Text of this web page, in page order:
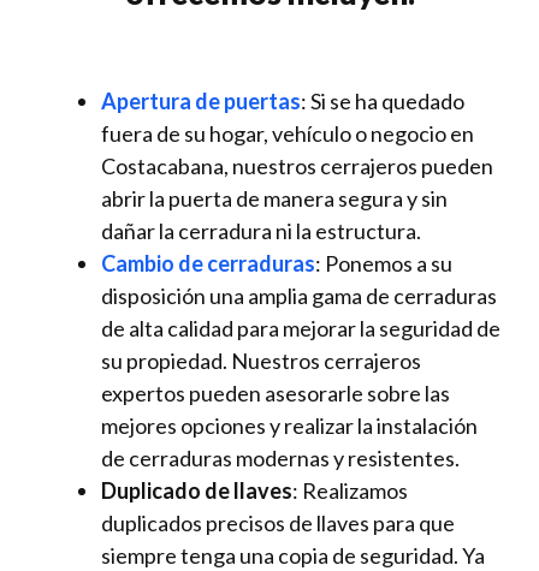
Apertura de puertas: Si se ha quedado
fuera de su hogar, vehículo o negocio en
Costacabana, nuestros cerrajeros pueden
abrir la puerta de manera segura y sin
dañar la cerradura ni la estructura.
Cambio de cerraduras: Ponemos a su
disposición una amplia gama de cerraduras
de alta calidad para mejorar la seguridad de
su propiedad. Nuestros cerrajeros
expertos pueden asesorarle sobre las
mejores opciones y realizar la instalación
de cerraduras modernas y resistentes.
Duplicado de llaves: Realizamos
duplicados precisos de llaves para que
siempre tenga una copia de seguridad. Ya